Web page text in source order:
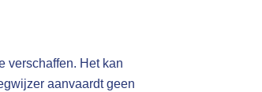
verschaffen. Het kan
aanvaardt geen